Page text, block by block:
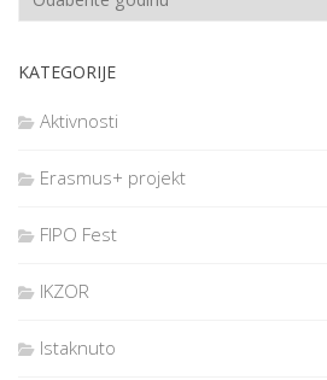
KATEGORIJE
Aktivnosti
Erasmus+ projekt
FIPO Fest
IKZOR
Istaknuto